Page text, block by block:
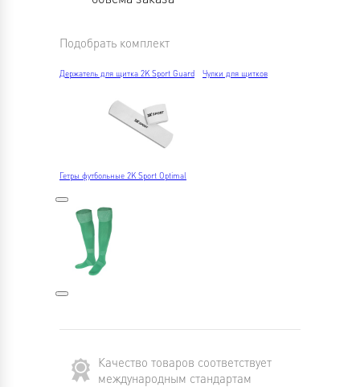
Подобрать комплект
Держатель для щитка 2K Sport Guard Чулки для щитков
Гетры футбольные 2K Sport Optimal
Качество товаров соответствует
международным стандартам